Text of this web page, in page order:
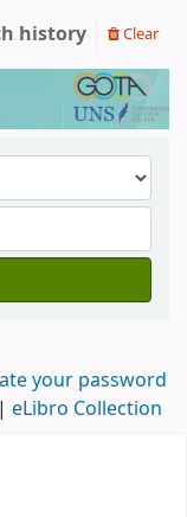
history Clear
your password
| eLibro Collection